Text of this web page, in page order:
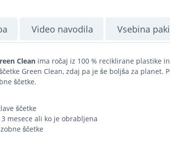
Video navodila Vsebina
Cleanima ročaj iz 100 % reciklirane plastike
Green Clean, zdaj pa je še boljša za planet.
ščetke.
ščetke
mesece ali ko je obrabljena
ščetke